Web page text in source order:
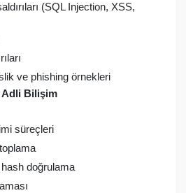
(SQL Injection, XSS,
ve phishing örnekleri
Adli Bilişim
süreçleri
doğrulama